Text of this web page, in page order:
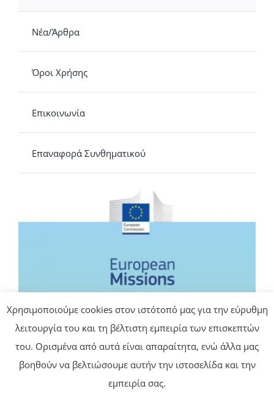
Νέα/Άρθρα
Όροι Χρήσης
Επικοινωνία
Επαναφορά Συνθηματικού
Χρησιμοποιούμε cookies στον ιστότοπό μας για την εύρυθμη
λειτουργία του και τη βέλτιστη εμπειρία των επισκεπτών
του. Ορισμένα από αυτά είναι απαραίτητα, ενώ άλλα μας
βοηθούν να βελτιώσουμε αυτήν την ιστοσελίδα και την
εμπειρία σας.